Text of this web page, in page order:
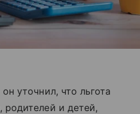
уточнил, что льгота
родителей и детей,